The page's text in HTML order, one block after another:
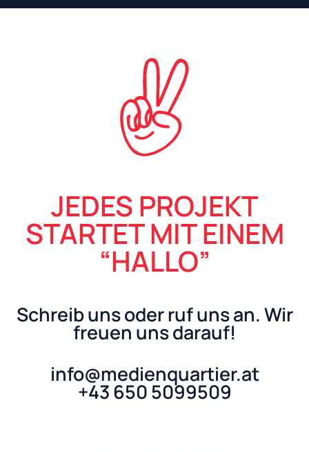
JEDES PROJEKT
STARTET MIT EINEM
“HALLO”
Schreib uns oder ruf uns an. Wir
freuen uns darauf!
info@medienquartier.at
+43 650 5099509